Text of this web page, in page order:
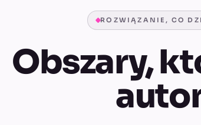
ROZWIĄZANIE, CO
Obszary,